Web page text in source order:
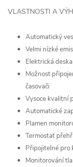
VLASTNOSTI A
Automatický
Velmi nízké
Elektrická
Možnost
časovači
Vysoce kvalitní
Automatické
Plamen
Termostat
Připojitelné pro
Monitorování